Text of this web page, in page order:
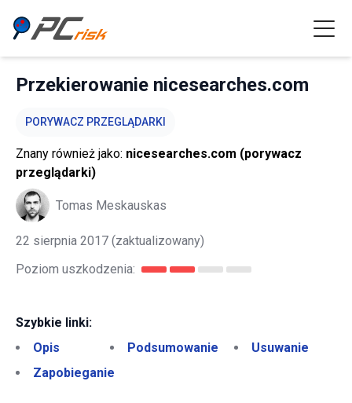
Przekierowanie nicesearches.com
PORYWACZ PRZEGLĄDARKI
Znany również jako: nicesearches.com (porywacz
przeglądarki)
Tomas Meskauskas
22 sierpnia 2017 (zaktualizowany)
Poziom uszkodzenia:
Szybkie linki:
Opis
Podsumowanie
Usuwanie
Zapobieganie